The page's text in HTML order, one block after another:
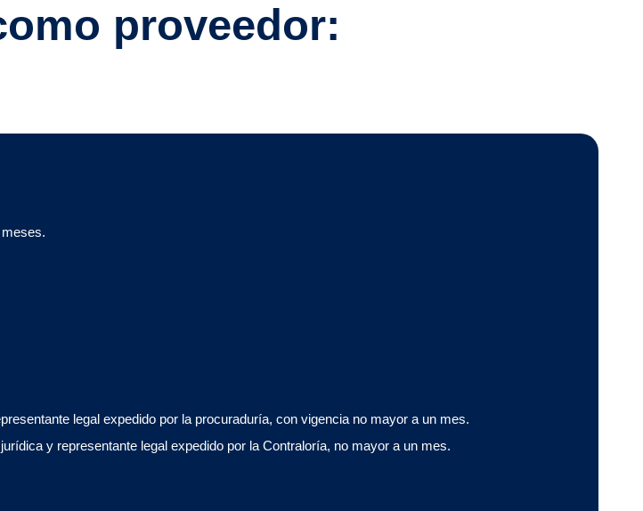
proveedor:
legal expedido por la procuraduría, con vigencia no mayor a un mes.
y representante legal expedido por la Contraloría, no mayor a un mes.